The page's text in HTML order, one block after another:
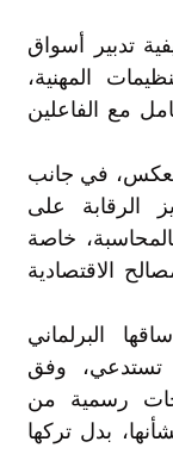
تدبير أسواق
المهنية،
مع الفاعلين
تعكس، في جانب
الرقابة على
خاصة
الاقتصادية
البرلماني
تستدعي، وفق
رسمية من
بدل تركها